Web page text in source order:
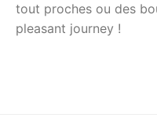
tout proches ou des
pleasant journey !